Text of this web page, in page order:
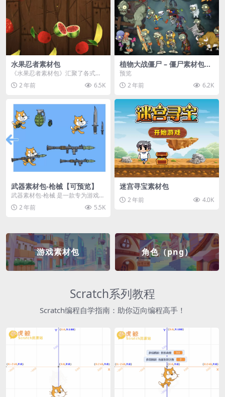
水果忍者素材包
《水果忍者素材包》汇聚了各式鲜
美诱人的水果图像与清脆悦耳的切
割音效，专为追求极致...
2 年前 6.5K
植物大战僵尸 – 僵尸素材包
【可预览】
预览
2 年前
6.2K
武器素材包-枪械【可预览】
武器素材包-枪械 是一款专为游戏开
发者和创作者设计的素材包，包含
多种高质量的枪械...
2 年前 5.5K
迷宫寻宝素材包
2 年前 4.0K
游戏素材包 角色（png）
Scratch系列教程
Scratch编程自学指南：助你迈向编程高手！